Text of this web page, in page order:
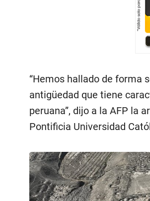
“Hemos hallado de forma
antigüedad que tiene
peruana”, dijo a la AFP la
Pontificia Universidad